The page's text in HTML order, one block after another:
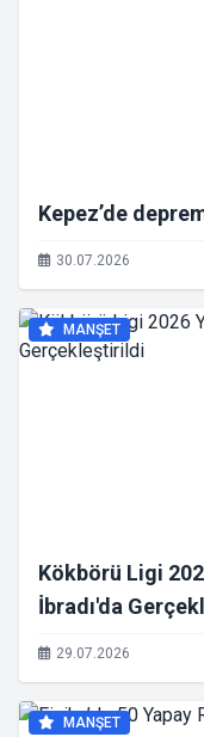
Kepez’de
30.07.2026
MANŞET
Kökbörü Ligi
İbradı'da
29.07.2026
MANŞET